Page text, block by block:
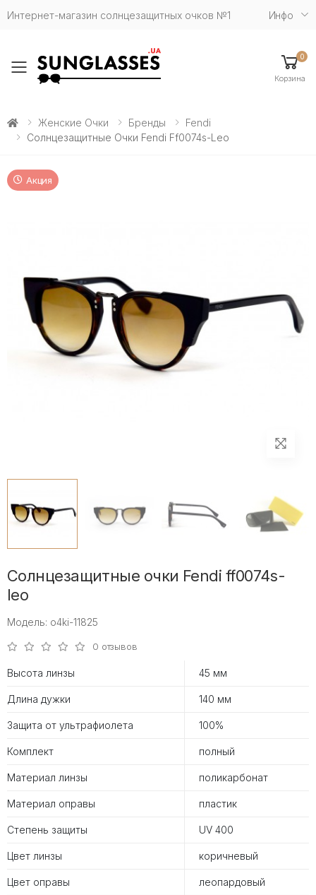
Интернет-магазин солнцезащитных очков №1 Инфо
Toggle mobile menu
0
Корзина
Женские Очки Бренды
Fendi
Солнцезащитные Очки Fendi Ff0074s-Leo
Акция
Солнцезащитные очки Fendi ff0074s-
leo
Модель: o4ki-11825
0 отзывов
Высота линзы 45 мм
Длина дужки 140 мм
Защита от ультрафиолета 100%
Комплект полный
Материал линзы поликарбонат
Материал оправы пластик
Степень защиты UV 400
Цвет линзы коричневый
Цвет оправы леопардовый